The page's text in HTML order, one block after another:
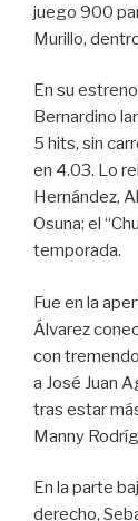
juego 900
Murillo,
En su
Bernardino
5 hits, sin
en 4.03. Lo
Hernández,
Osuna; el
temporada.
Fue en la
Álvarez
con
a José Juan
tras estar
Manny
En la parte
derecho,